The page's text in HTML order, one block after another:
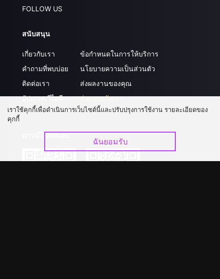
FOLLOW US
สนับสนุน
เกี่ยวกับเรา
คำถามที่พบบ่อย
ติดต่อเรา
อัปเกรด วีไอพี
ข้อกำหนดในการให้บริการ
นโยบายความเป็นส่วนตัว
ส่งผลงานของคุณ
ร่วมงานกับเรา
ดาวน์โหลดแอป
เราใช้คุกกี้เพื่อดำเนินการเว็บไซต์นี้และปรับปรุงการใช้งาน รายละเอียดของ
คุกกี้
ฉันยอมรับ